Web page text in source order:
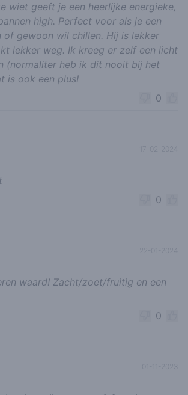
wiet geeft je een heerlijke energieke,
high. Perfect voor als je een
of gewoon wil chillen. Hij is lekker
lekker weg. Ik kreeg er zelf een licht
(normaliter heb ik dit nooit bij het
is ook een plus!
0
0
waard! Zacht/zoet/fruitig en een
0
01-11-2023